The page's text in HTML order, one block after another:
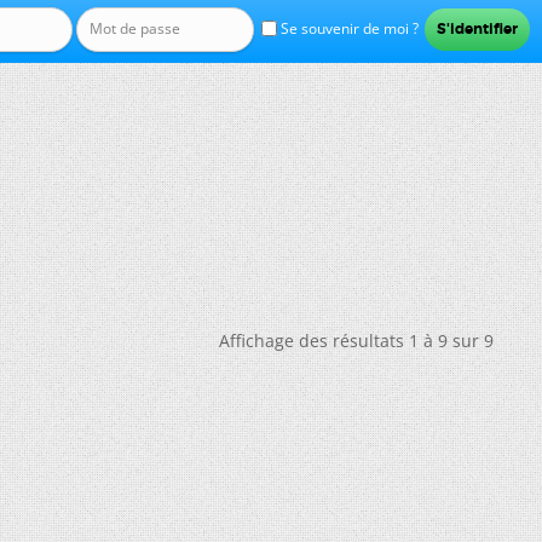
Se souvenir de moi ?
Affichage des résultats 1 à 9 sur 9